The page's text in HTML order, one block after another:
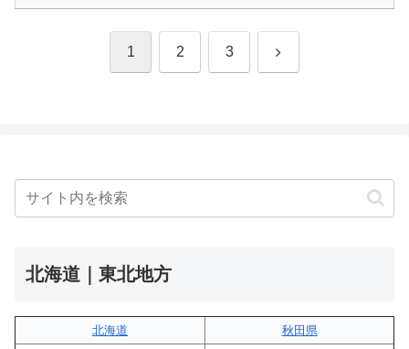
1 2 3 次
北海道｜東北地方
北海道
秋田県